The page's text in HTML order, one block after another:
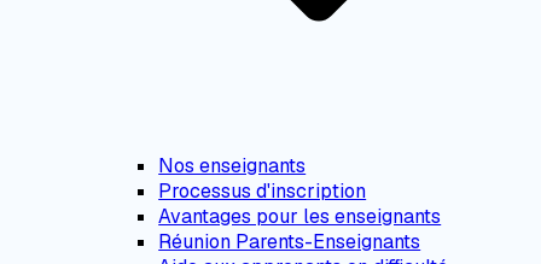
Nos enseignants
Processus d'inscription
Avantages pour les enseignants
Réunion Parents-Enseignants